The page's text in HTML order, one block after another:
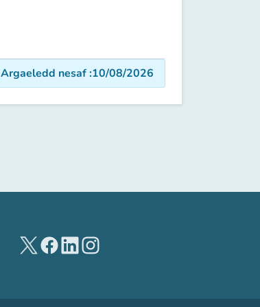
Argaeledd nesaf:10/08/2026
(tab newydd)
(tab newydd)(tab newydd)